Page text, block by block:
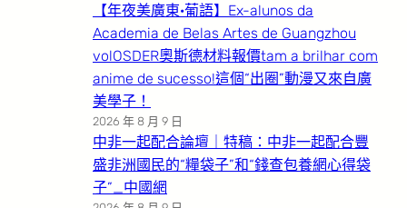
【年夜美廣東·葡語】Ex-alunos da
Academia de Belas Artes de Guangzhou
volOSDER奧斯德材料報價tam a brilhar com
anime de sucesso!這個“出圈”動漫又來自廣
美學子！
2026 年 8 月 9 日
中非一起配合論壇｜特稿：中非一起配合豐
盛非洲國民的“糧袋子”和“錢查包養網心得袋
子”_中國網